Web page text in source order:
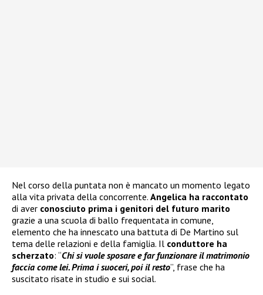
Nel corso della puntata non è mancato un momento legato
alla vita privata della concorrente. Angelica ha raccontato
di aver conosciuto prima i genitori del futuro marito
grazie a una scuola di ballo frequentata in comune,
elemento che ha innescato una battuta di De Martino sul
tema delle relazioni e della famiglia. Il conduttore ha
scherzato: “Chi si vuole sposare e far funzionare il matrimonio
faccia come lei. Prima i suoceri, poi il resto”, frase che ha
suscitato risate in studio e sui social.